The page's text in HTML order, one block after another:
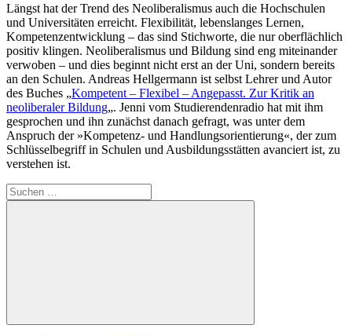
Längst hat der Trend des Neoliberalismus auch die Hochschulen
und Universitäten erreicht. Flexibilität, lebenslanges Lernen,
Kompetenzentwicklung – das sind Stichworte, die nur oberflächlich
positiv klingen. Neoliberalismus und Bildung sind eng miteinander
verwoben – und dies beginnt nicht erst an der Uni, sondern bereits
an den Schulen. Andreas Hellgermann ist selbst Lehrer und Autor
des Buches „Kompetent – Flexibel – Angepasst. Zur Kritik an
neoliberaler Bildung„. Jenni vom Studierendenradio hat mit ihm
gesprochen und ihn zunächst danach gefragt, was unter dem
Anspruch der »Kompetenz- und Handlungsorientierung«, der zum
Schlüsselbegriff in Schulen und Ausbildungsstätten avanciert ist, zu
verstehen ist.
Suche
nach:
Suchen